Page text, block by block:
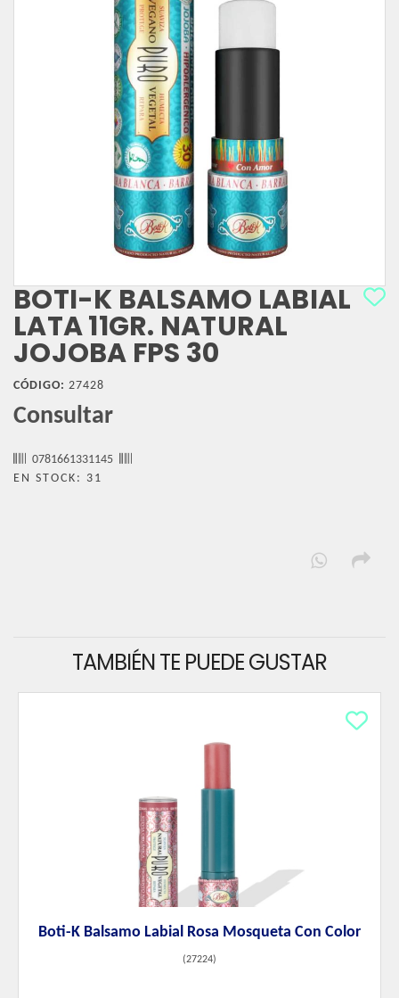
BOTI-K BALSAMO LABIAL
LATA 11GR. NATURAL
JOJOBA FPS 30
CÓDIGO: 27428
Consultar
0781661331145
EN STOCK: 31
TAMBIÉN TE PUEDE GUSTAR
Boti-K Balsamo Labial Rosa Mosqueta Con Color
(27224)